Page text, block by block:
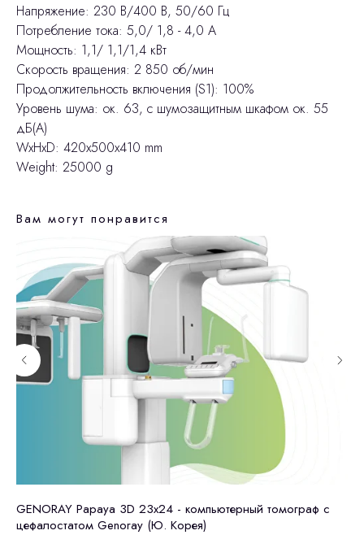
Напряжение: 230 В/400 В, 50/60 Гц
Потребление тока: 5,0/ 1,8 - 4,0 А
Мощность: 1,1/ 1,1/1,4 кВт
Скорость вращения: 2 850 об/мин
Продолжительность включения (S1): 100%
Уровень шума: ок. 63, с шумозащитным шкафом ок. 55
дБ(A)
WxHxD: 420x500x410 mm
Weight: 25000 g
Вам могут понравится
GENORAY Papaya 3D 23x24 - компьютерный томограф с
цефалостатом Genoray (Ю. Корея)